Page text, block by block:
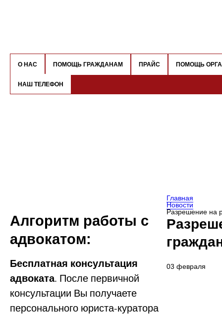
О НАС ПОМОЩЬ ГРАЖДАНАМ ПРАЙС ПОМОЩЬ
НАШ ТЕЛЕФОН
Алгоритм работы с
адвокатом:
Бесплатная консультация
адвоката. После первичной
консультации Вы получаете
персонального юриста-куратора
Главная
Новости
Разрешение на
03 февраля